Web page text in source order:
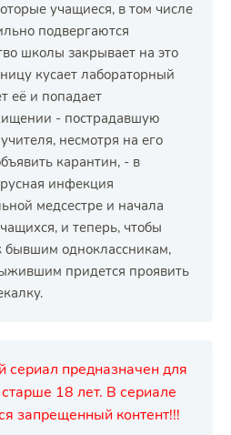
учащиеся, в том числе
подвергаются
школы закрывает на это
кусает лабораторный
её и попадает
- пострадавшую
несмотря на его
карантин, - в
инфекция
медсестре и начала
и теперь, чтобы
бывшим одноклассникам,
придется проявить
предназначен для
18 лет. В сериале
запрещенный контент!!!